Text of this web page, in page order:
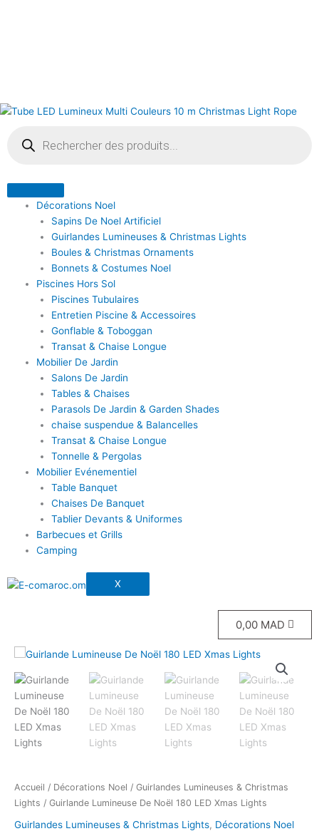
produits
Décorations Noel
Sapins De Noel Artificiel
Guirlandes Lumineuses & Christmas Lights
Boules & Christmas Ornaments
Bonnets & Costumes Noel
Piscines Hors Sol
Piscines Tubulaires
Entretien Piscine & Accessoires
Gonflable & Toboggan
Transat & Chaise Longue
Mobilier De Jardin
Salons De Jardin
Tables & Chaises
Parasols De Jardin & Garden Shades
chaise suspendue & Balancelles
Transat & Chaise Longue
Tonnelle & Pergolas
Mobilier Evénementiel
Table Banquet
Chaises De Banquet
Tablier Devants & Uniformes
Barbecues et Grills
Camping
X
0,00 MAD
Accueil / Décorations Noel / Guirlandes Lumineuses & Christmas
Lights / Guirlande Lumineuse De Noël 180 LED Xmas Lights
Guirlandes Lumineuses & Christmas Lights, Décorations Noel
quantité
de
Guirlande
Lumineuse
De
Noël
180